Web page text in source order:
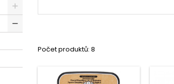
Počet produktů: 8